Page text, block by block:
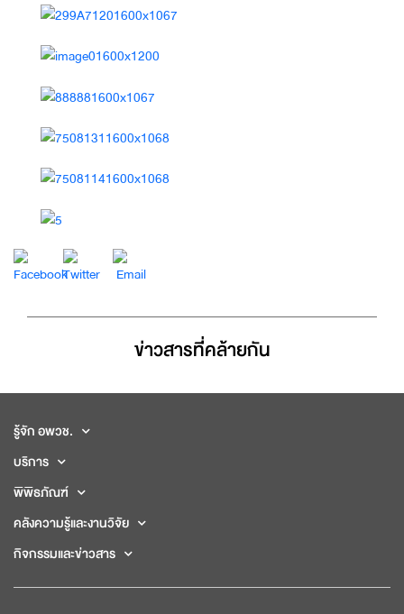
ข่าวสารที่่คล้ายกัน
รู้จัก อพวช.
บริการ
พิพิธภัณฑ์
คลังความรู้และงานวิจัย
กิจกรรมและข่าวสาร